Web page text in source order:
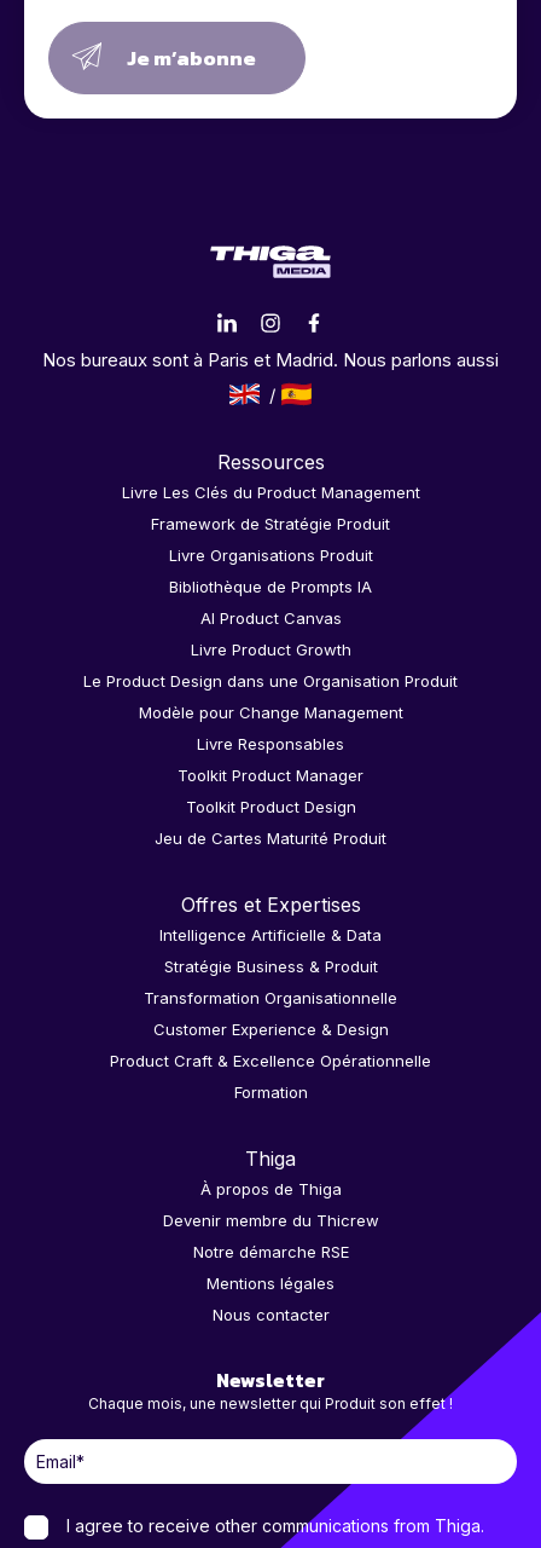
Je m’abonne
Nos bureaux sont à Paris et Madrid. Nous parlons aussi
Ressources
Livre Les Clés du Product Management
Framework de Stratégie Produit
Livre Organisations Produit
Bibliothèque de Prompts IA
AI Product Canvas
Livre Product Growth
Le Product Design dans une Organisation Produit
Modèle pour Change Management
Livre Responsables
Toolkit Product Manager
Toolkit Product Design
Jeu de Cartes Maturité Produit
Offres et Expertises
Intelligence Artificielle & Data
Stratégie Business & Produit
Transformation Organisationnelle
Customer Experience & Design
Product Craft & Excellence Opérationnelle
Formation
Thiga
À propos de Thiga
Devenir membre du Thicrew
Notre démarche RSE
Mentions légales
Nous contacter
Newsletter
Chaque mois, une newsletter qui Produit son effet !
I agree to receive other communications from Thiga.